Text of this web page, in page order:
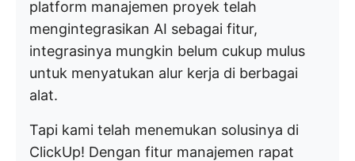
platform manajemen proyek telah
mengintegrasikan AI sebagai fitur,
integrasinya mungkin belum cukup mulus
untuk menyatukan alur kerja di berbagai
alat.
Tapi kami telah menemukan solusinya di
ClickUp! Dengan fitur manajemen rapat